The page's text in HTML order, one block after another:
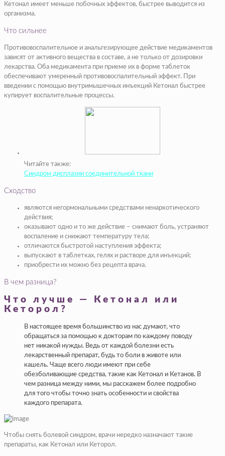
Кетонал имеет меньше побочных эффектов, быстрее выводится из
организма.
Что сильнее
Противовоспалительное и анальгезирующее действие медикаментов
зависят от активного вещества в составе, а не только от дозировки
лекарства. Оба медикамента при приеме их в форме таблеток
обеспечивают умеренный противовоспалительный эффект. При
введении с помощью внутримышечных инъекций Кетонал быстрее
купирует воспалительные процессы.
Читайте также:
Синдром дисплазии соединительной ткани
Сходство
являются негормональными средствами ненаркотического
действия;
оказывают одно и то же действие – снимают боль, устраняют
воспаление и снижают температуру тела;
отличаются быстротой наступления эффекта;
выпускают в таблетках, гелях и растворе для инъекций;
приобрести их можно без рецепта врача.
В чем разница?
Что лучше — Кетонал или
Кеторол?
В настоящее время большинство из нас думают, что
обращаться за помощью к докторам по каждому поводу
нет никакой нужды. Ведь от каждой болезни есть
лекарственный препарат, будь то боли в животе или
кашель. Чаще всего люди имеют при себе
обезболивающие средства, такие как Кетонал и Кетанов. В
чем разница между ними, мы расскажем более подробно
для того чтобы точно знать особенности и свойства
каждого препарата.
Чтобы снять болевой синдром, врачи нередко назначают такие
препараты, как Кетонал или Кеторол.